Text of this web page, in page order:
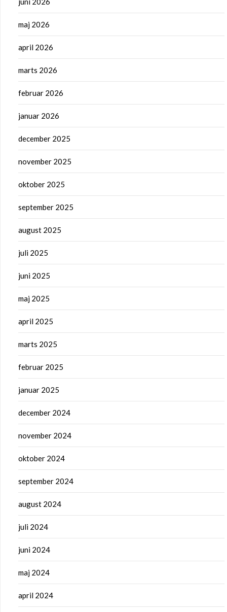
maj 2026
april 2026
marts 2026
februar 2026
januar 2026
december 2025
november 2025
oktober 2025
september 2025
august 2025
juli 2025
juni 2025
maj 2025
april 2025
marts 2025
februar 2025
januar 2025
december 2024
november 2024
oktober 2024
september 2024
august 2024
juli 2024
juni 2024
maj 2024
april 2024